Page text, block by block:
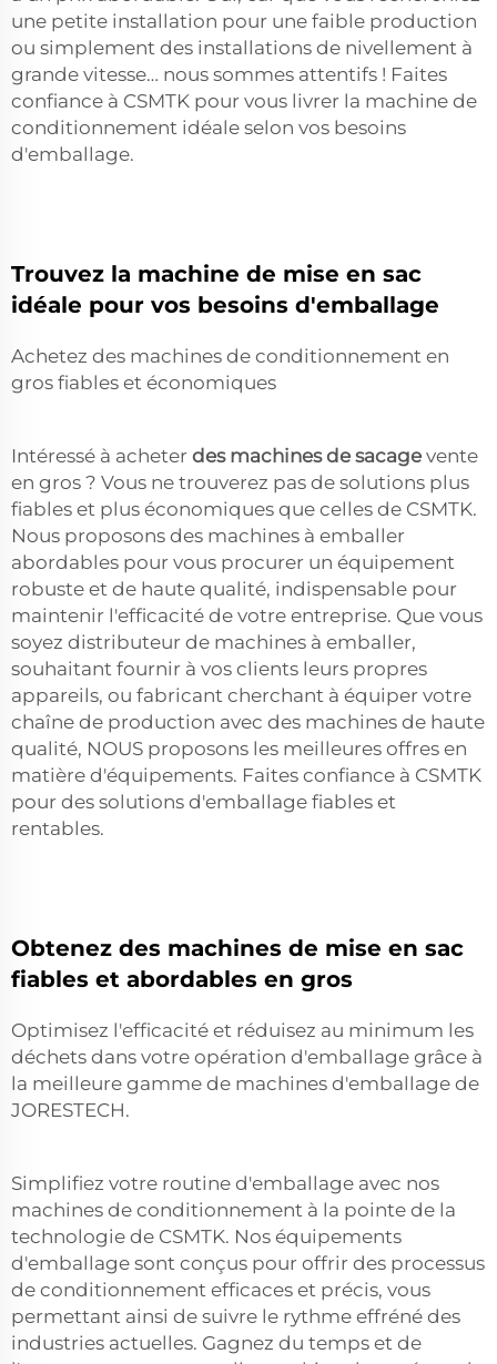
une petite installation pour une faible production
ou simplement des installations de nivellement à
grande vitesse… nous sommes attentifs ! Faites
confiance à CSMTK pour vous livrer la machine de
conditionnement idéale selon vos besoins
d'emballage.
Trouvez la machine de mise en sac
idéale pour vos besoins d'emballage
Achetez des machines de conditionnement en
gros fiables et économiques
Intéressé à acheter des machines de sacagevente
en gros ? Vous ne trouverez pas de solutions plus
fiables et plus économiques que celles de CSMTK.
Nous proposons des machines à emballer
abordables pour vous procurer un équipement
robuste et de haute qualité, indispensable pour
maintenir l'efficacité de votre entreprise. Que vous
soyez distributeur de machines à emballer,
souhaitant fournir à vos clients leurs propres
appareils, ou fabricant cherchant à équiper votre
chaîne de production avec des machines de haute
qualité, NOUS proposons les meilleures offres en
matière d'équipements. Faites confiance à CSMTK
pour des solutions d'emballage fiables et
rentables.
Obtenez des machines de mise en sac
fiables et abordables en gros
Optimisez l'efficacité et réduisez au minimum les
déchets dans votre opération d'emballage grâce à
la meilleure gamme de machines d'emballage de
JORESTECH.
Simplifiez votre routine d'emballage avec nos
machines de conditionnement à la pointe de la
technologie de CSMTK. Nos équipements
d'emballage sont conçus pour offrir des processus
de conditionnement efficaces et précis, vous
permettant ainsi de suivre le rythme effréné des
industries actuelles. Gagnez du temps et de